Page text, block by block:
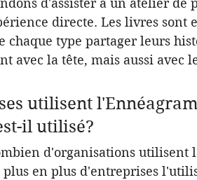
d'assister à un atelier de
directe. Les livres sont
chaque type partager leurs
avec la tête, mais aussi avec
utilisent
il utilisé?
d'organisations utilisent
en plus d'entreprises